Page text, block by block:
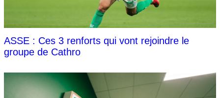
ASSE : Ces 3 renforts qui vont rejoindre le
groupe de Cathro